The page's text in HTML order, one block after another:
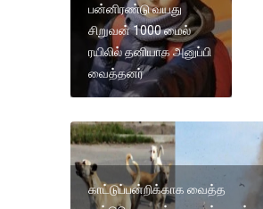
பன்னிரண்டு வயது
சிறுவன் 1000 மைல்
ரயிலில் தனியாக அனுப்பி
வைத்தனர்
காட்டுப்பன்றிக்காக வைத்த